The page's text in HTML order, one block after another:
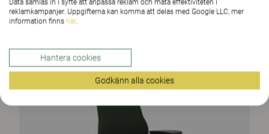
Data samlas in i syfte att anpassa reklam och mäta effektiviteten i
reklamkampanjer. Uppgifterna kan komma att delas med Google LLC, mer
information finns här.
Hantera cookies
Godkänn alla cookies